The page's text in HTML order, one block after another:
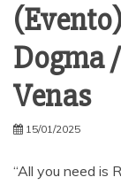
Dogma
Venas
15/01/2025
“All you need is